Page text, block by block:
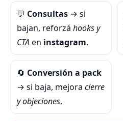
💬 Consultas → si
bajan, reforzá hooks y
CTAen instagram.
🔄 Conversión a pack
→ si baja, mejora cierre
y objeciones.